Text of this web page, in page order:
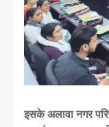
इसके अलावा नगर